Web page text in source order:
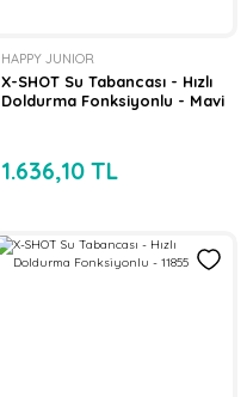
HAPPY JUNIOR
X-SHOT Su Tabancası - Hızlı
Doldurma Fonksiyonlu - Mavi
1.636,10 TL